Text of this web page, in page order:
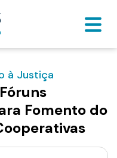
à Justiça
Fomento do